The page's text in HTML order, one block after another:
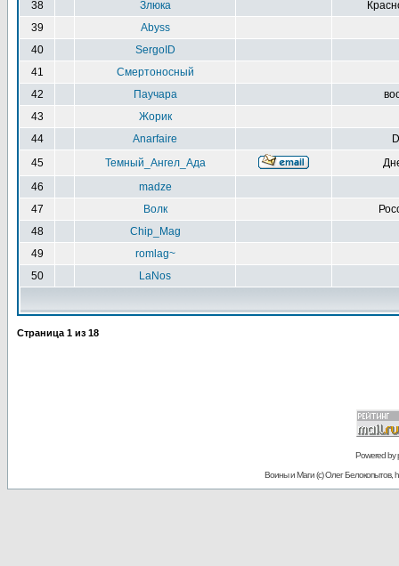
38
Злюка
39
Abyss
40
SergoID
41
Смертоносный
42
Паучара
43
Жорик
44
Anarfaire
45
Темный_Ангел_Ада
46
madze
47
Волк
48
Chip_Mag
49
romlag~
50
LaNos
Страница 1 из 18
Powered by
Воины и Маги (c) Олег Белокопытов,